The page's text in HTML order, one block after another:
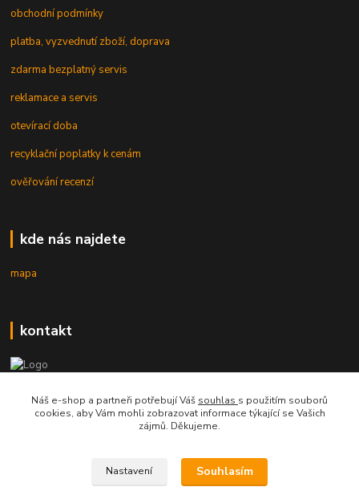
obchodní podmínky
platba, vyzvednutí zboží, doprava
zdarma bezplatný servis
reklamace a servis
otevírací doba
recyklační poplatky k cenám
ověřování recenzí
kde nás najdete
mapa
kontakt
mobil 605 268 512
Po-Pá, 8-16 hod.
Náš e-shop a partneři potřebují Váš souhlas s použitím souborů
cookies, aby Vám mohli zobrazovat informace týkající se Vašich
zájmů. Děkujeme.
Nastavení Souhlasím